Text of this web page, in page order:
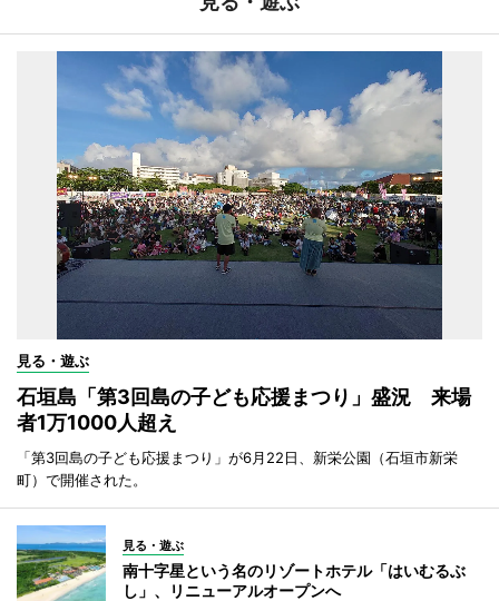
見る・遊ぶ
石垣島「第3回島の子ども応援まつり」盛況 来場
者1万1000人超え
「第3回島の子ども応援まつり」が6月22日、新栄公園（石垣市新栄
町）で開催された。
見る・遊ぶ
南十字星という名のリゾートホテル「はいむるぶ
し」、リニューアルオープンへ